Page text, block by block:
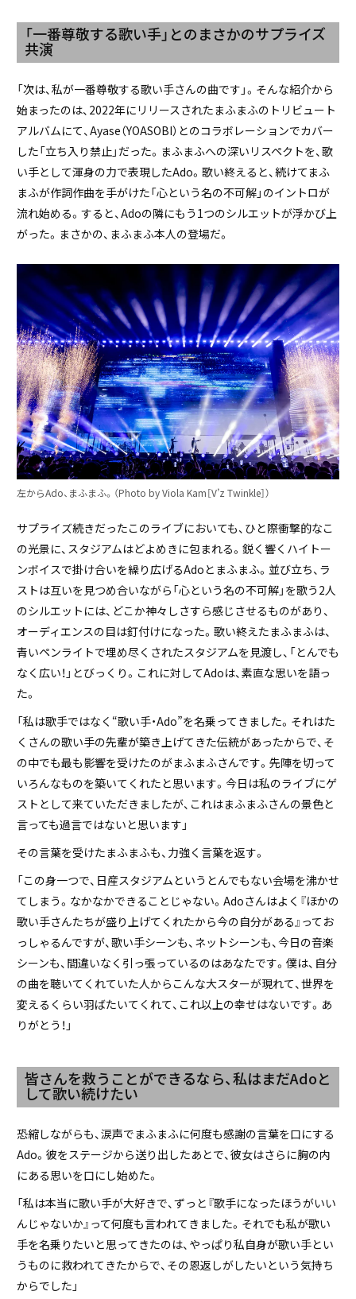
「一番尊敬する歌い手」とのまさかのサプライズ
共演
「次は、私が一番尊敬する歌い手さんの曲です」。そんな紹介から
始まったのは、2022年にリリースされたまふまふのトリビュート
アルバムにて、Ayase（YOASOBI）とのコラボレーションでカバー
した「立ち入り禁止」だった。まふまふへの深いリスペクトを、歌
い手として渾身の力で表現したAdo。歌い終えると、続けてまふ
まふが作詞作曲を手がけた「心という名の不可解」のイントロが
流れ始める。すると、Adoの隣にもう1つのシルエットが浮かび上
がった。まさかの、まふまふ本人の登場だ。
左からAdo、まふまふ。（Photo by Viola Kam［V’z Twinkle］）
サプライズ続きだったこのライブにおいても、ひと際衝撃的なこ
の光景に、スタジアムはどよめきに包まれる。鋭く響くハイトー
ンボイスで掛け合いを繰り広げるAdoとまふまふ。並び立ち、ラ
ストは互いを見つめ合いながら「心という名の不可解」を歌う2人
のシルエットには、どこか神々しさすら感じさせるものがあり、
オーディエンスの目は釘付けになった。歌い終えたまふまふは、
青いペンライトで埋め尽くされたスタジアムを見渡し、「とんでも
なく広い！」とびっくり。これに対してAdoは、素直な思いを語っ
た。
「私は歌手ではなく“歌い手・Ado”を名乗ってきました。それはた
くさんの歌い手の先輩が築き上げてきた伝統があったからで、そ
の中でも最も影響を受けたのがまふまふさんです。先陣を切って
いろんなものを築いてくれたと思います。今日は私のライブにゲ
ストとして来ていただきましたが、これはまふまふさんの景色と
言っても過言ではないと思います」
その言葉を受けたまふまふも、力強く言葉を返す。
「この身一つで、日産スタジアムというとんでもない会場を沸かせ
てしまう。なかなかできることじゃない。Adoさんはよく『ほかの
歌い手さんたちが盛り上げてくれたから今の自分がある』ってお
っしゃるんですが、歌い手シーンも、ネットシーンも、今日の音楽
シーンも、間違いなく引っ張っているのはあなたです。僕は、自分
の曲を聴いてくれていた人からこんな大スターが現れて、世界を
変えるくらい羽ばたいてくれて、これ以上の幸せはないです。あ
りがとう！」
皆さんを救うことができるなら、私はまだAdoと
して歌い続けたい
恐縮しながらも、涙声でまふまふに何度も感謝の言葉を口にする
Ado。彼をステージから送り出したあとで、彼女はさらに胸の内
にある思いを口にし始めた。
「私は本当に歌い手が大好きで、ずっと『歌手になったほうがいい
んじゃないか』って何度も言われてきました。それでも私が歌い
手を名乗りたいと思ってきたのは、やっぱり私自身が歌い手とい
うものに救われてきたからで、その恩返しがしたいという気持ち
からでした」